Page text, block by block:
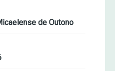
de Outono